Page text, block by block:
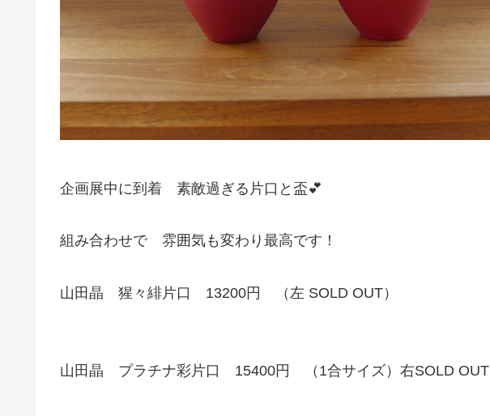
企画展中に到着 素敵過ぎる片口と盃💕
組み合わせで 雰囲気も変わり最高です！
山田晶 猩々緋片口 13200円 （左 SOLD OUT）
山田晶 プラチナ彩片口 15400円 （1合サイズ）右SOLD OUT